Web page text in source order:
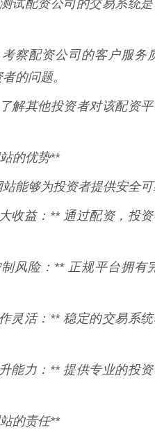
试配资公司的交易系统
察配资公司的客户服
的问题。
解其他投资者对该配资
的优势**
能够为投资者提供安全
收益：** 通过配资，投
风险：** 正规平台拥
灵活：** 稳定的交易系
能力：** 提供专业的投
的责任**